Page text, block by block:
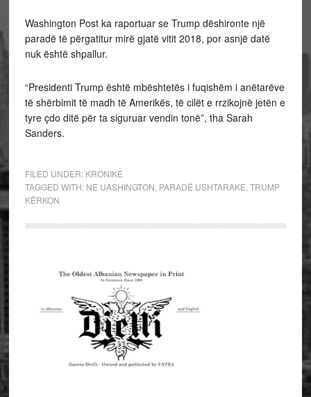
Washington Post ka raportuar se Trump dëshironte një
paradë të përgatitur mirë gjatë vitit 2018, por asnjë datë
nuk është shpallur.
“Presidenti Trump është mbështetës i fuqishëm i anëtarëve
të shërbimit të madh të Amerikës, të cilët e rrzikojnë jetën e
tyre çdo ditë për ta siguruar vendin tonë”, tha Sarah
Sanders.
FILED UNDER: KRONIKE
TAGGED WITH: NE UASHINGTON PARADË USHTARAKE TRUMP
KËRKON